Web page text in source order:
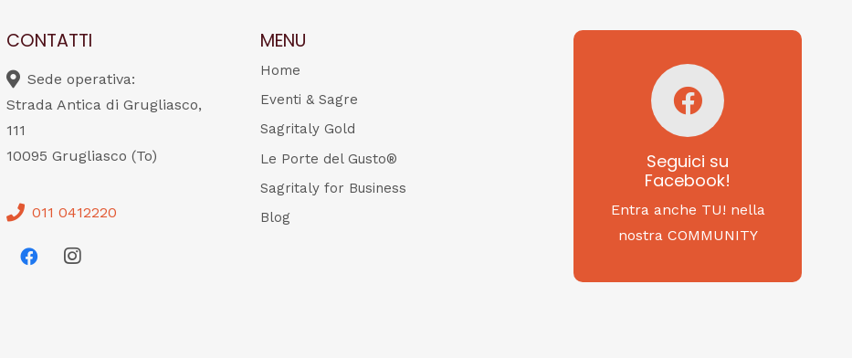
CONTATTI
Sede operativa:
Strada Antica di Grugliasco,
111
10095 Grugliasco (To)
011 0412220
MENU
Home
Eventi & Sagre
Sagritaly Gold
Le Porte del Gusto®
Sagritaly for Business
Blog
Seguici su
Facebook!
Entra anche TU! nella
nostra COMMUNITY
Seguici su
Facebook!
SAGRITALY
Feste, cibi e tradizioni
da Nord a Sud...